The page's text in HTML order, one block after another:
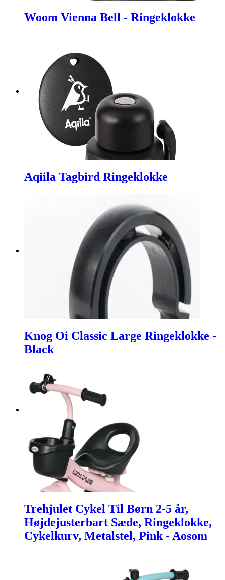
Woom Vienna Bell - Ringeklokke
Aqiila Tagbird Ringeklokke
Knog Oi Classic Large Ringeklokke -
Black
Trehjulet Cykel Til Børn 2-5 år,
Højdejusterbart Sæde, Ringeklokke,
Cykelkurv, Metalstel, Pink - Aosom